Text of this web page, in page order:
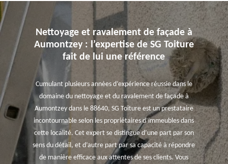
Nettoyage et ravalement de façade à
Aumontzey : l’expertise de SG Toiture
fait de lui une référence
Cumulant plusieurs années d’expérience réussie dans le
domaine du nettoyage et du ravalement de façade à
Aumontzey dans le 88640, SG Toiture est un prestataire
incontournable selon les propriétaires d’immeubles dans
cette localité. Cet expert se distingue d’une part par son
sens du détail, et d’autre part par sa capacité à répondre
de manière efficace aux attentes de ses clients. Vous